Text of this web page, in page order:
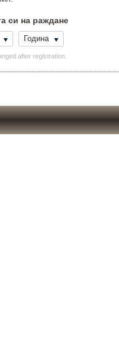
си на раждане
Година
after registration.